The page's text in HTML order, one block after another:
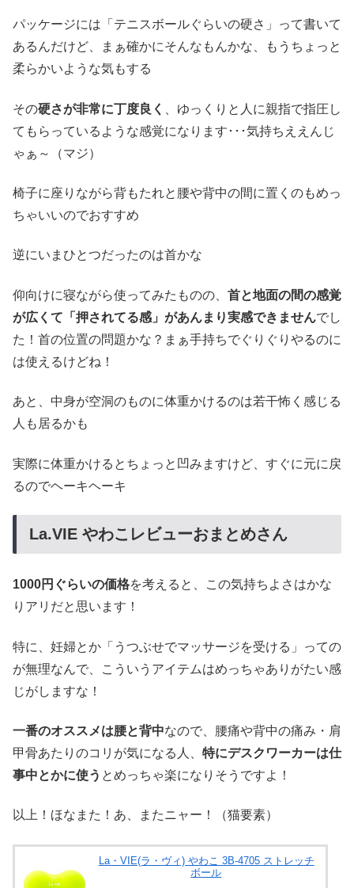
パッケージには「テニスボールぐらいの硬さ」って書いて
あるんだけど、まぁ確かにそんなもんかな、もうちょっと
柔らかいような気もする
その硬さが非常に丁度良く
、ゆっくりと人に親指で指圧し
てもらっているような感覚になります･･･気持ちええんじ
ゃぁ～（マジ）
椅子に座りながら背もたれと腰や背中の間に置くのもめっ
ちゃいいのでおすすめ
逆にいまひとつだったのは首かな
仰向けに寝ながら使ってみたものの、 首と地面の間の感覚
が広くて「押されてる感」があんまり実感できませんでし
た！首の位置の問題かな？まぁ手持ちでぐりぐりやるのに
は使えるけどね！
あと、中身が空洞のものに体重かけるのは若干怖く感じる
人も居るかも
実際に体重かけるとちょっと凹みますけど、すぐに元に戻
るのでヘーキヘーキ
La.VIE やわこレビューおまとめさん
1000円ぐらいの価格を考えると、この気持ちよさはかな
りアリだと思います！
特に、妊婦とか「うつぶせでマッサージを受ける」っての
が無理なんで、こういうアイテムはめっちゃありがたい感
じがしますな！
一番のオススメは腰と背中なので、腰痛や背中の痛み・肩
甲骨あたりのコリが気になる人、 特にデスクワーカーは仕
事中とかに使う とめっちゃ楽になりそうですよ！
以上！ほなまた！あ、またニャー！（猫要素）
La・VIE(ラ・ヴィ) やわこ 3B-4705 ストレッチ
ボール